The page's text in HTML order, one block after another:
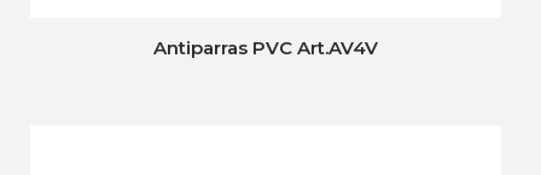
Antiparras PVC Art.AV4V